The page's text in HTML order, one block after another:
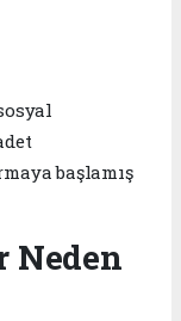
başlamış
Neden